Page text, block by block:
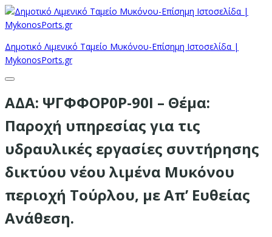
Δημοτικό Λιμενικό Ταμείο Μυκόνου-Επίσημη Ιστοσελίδα |
MykonosPorts.gr
ΑΔΑ: ΨΓΦΦΟΡ0Ρ-90Ι – Θέμα:
Παροχή υπηρεσίας για τις
υδραυλικές εργασίες συντήρησης
δικτύου νέου λιμένα Μυκόνου
περιοχή Τούρλου, με Απ’ Ευθείας
Ανάθεση.